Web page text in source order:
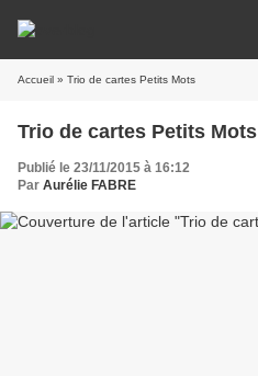
Accueil » Trio de cartes Petits Mots
Trio de cartes Petits Mots
Publié le 23/11/2015 à 16:12
Par Aurélie FABRE